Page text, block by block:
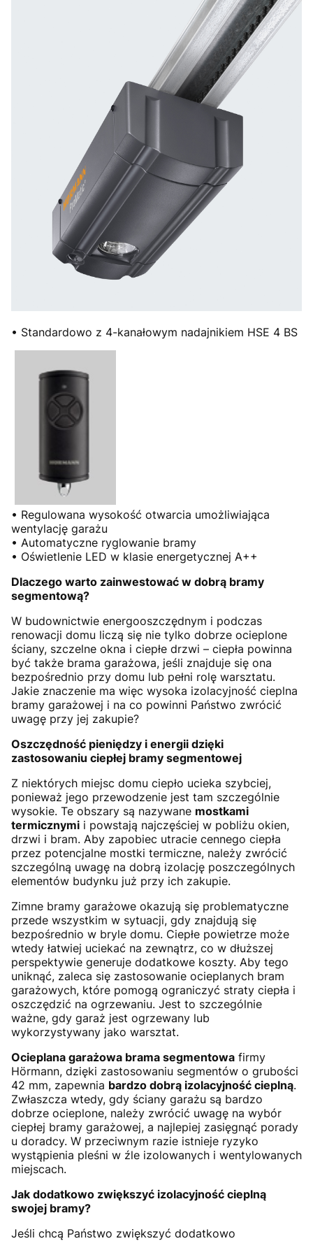
• Standardowo z 4-kanałowym nadajnikiem HSE 4 BS
• Regulowana wysokość otwarcia umożliwiająca
wentylację garażu
• Automatyczne ryglowanie bramy
• Oświetlenie LED w klasie energetycznej A++
Dlaczego warto zainwestować w dobrą bramy
segmentową?
W budownictwie energooszczędnym i podczas
renowacji domu liczą się nie tylko dobrze ocieplone
ściany, szczelne okna i ciepłe drzwi – ciepła powinna
być także brama garażowa, jeśli znajduje się ona
bezpośrednio przy domu lub pełni rolę warsztatu.
Jakie znaczenie ma więc wysoka izolacyjność cieplna
bramy garażowej i na co powinni Państwo zwrócić
uwagę przy jej zakupie?
Oszczędność pieniędzy i energii dzięki
zastosowaniu ciepłej bramy segmentowej
Z niektórych miejsc domu ciepło ucieka szybciej,
ponieważ jego przewodzenie jest tam szczególnie
wysokie. Te obszary są nazywane mostkami
termicznymi i powstają najczęściej w pobliżu okien,
drzwi i bram. Aby zapobiec utracie cennego ciepła
przez potencjalne mostki termiczne, należy zwrócić
szczególną uwagę na dobrą izolację poszczególnych
elementów budynku już przy ich zakupie.
Zimne bramy garażowe okazują się problematyczne
przede wszystkim w sytuacji, gdy znajdują się
bezpośrednio w bryle domu. Ciepłe powietrze może
wtedy łatwiej uciekać na zewnątrz, co w dłuższej
perspektywie generuje dodatkowe koszty. Aby tego
uniknąć, zaleca się zastosowanie ocieplanych bram
garażowych, które pomogą ograniczyć straty ciepła i
oszczędzić na ogrzewaniu. Jest to szczególnie
ważne, gdy garaż jest ogrzewany lub
wykorzystywany jako warsztat.
Ocieplana garażowa brama segmentowa firmy
Hörmann, dzięki zastosowaniu segmentów o grubości
42 mm, zapewnia bardzo dobrą izolacyjność cieplną.
Zwłaszcza wtedy, gdy ściany garażu są bardzo
dobrze ocieplone, należy zwrócić uwagę na wybór
ciepłej bramy garażowej, a najlepiej zasięgnąć porady
u doradcy. W przeciwnym razie istnieje ryzyko
wystąpienia pleśni w źle izolowanych i wentylowanych
miejscach.
Jak dodatkowo zwiększyć izolacyjność cieplną
swojej bramy?
Jeśli chcą Państwo zwiększyć dodatkowo